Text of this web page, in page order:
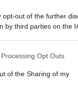
opt-out of the further
by third parties on the
also be disclosed by
third parties.
website/app uses one
Opt Outs
of the Sharing of my